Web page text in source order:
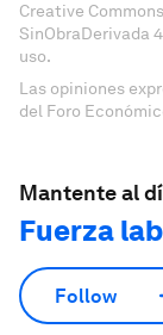
Creative
SinObraDerivada
uso.
Las opiniones
del Foro
Mantente al
Fuerza
Follow